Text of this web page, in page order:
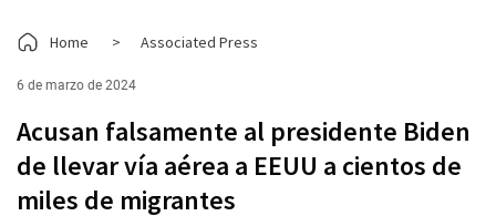
Home > Associated Press
6 de marzo de 2024
Acusan falsamente al presidente Biden
de llevar vía aérea a EEUU a cientos de
miles de migrantes